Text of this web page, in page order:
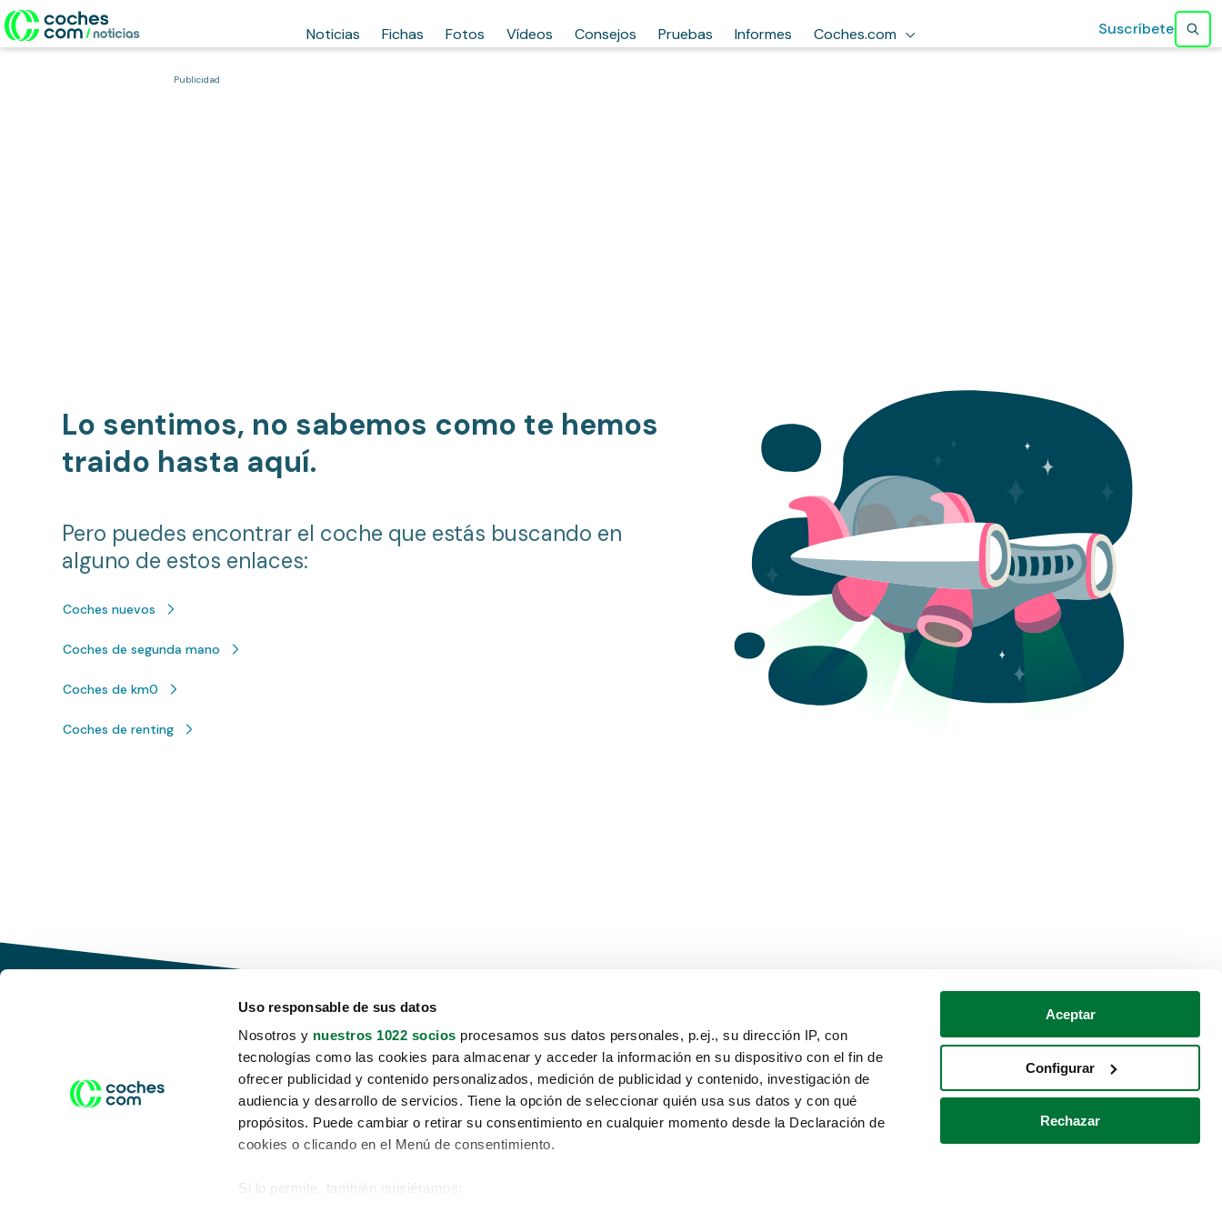
Uso responsable de sus datos
Nosotros y nuestros 1022 socios procesamos sus datos personales, p.ej., su dirección IP, con
tecnologías como las cookies para almacenar y acceder la información en su dispositivo con el fin de
ofrecer publicidad y contenido personalizados, medición de publicidad y contenido, investigación de
audiencia y desarrollo de servicios. Tiene la opción de seleccionar quién usa sus datos y con qué
propósitos. Puede cambiar o retirar su consentimiento en cualquier momento desde la Declaración de
cookies o clicando en el Menú de consentimiento.
Si lo permite, también quisiéramos:
Aceptar
Configurar
Rechazar
Noticias Fichas Fotos Vídeos Consejos Pruebas Informes Coches.com Suscríbete
Publicidad
Lo sentimos, no sabemos como te hemos
traido hasta aquí.
Pero puedes encontrar el coche que estás buscando en
alguno de estos enlaces:
Coches nuevos
Coches de segunda mano
Coches de km0
Coches de renting
Conduce tu futuro,
desata tu movilidad